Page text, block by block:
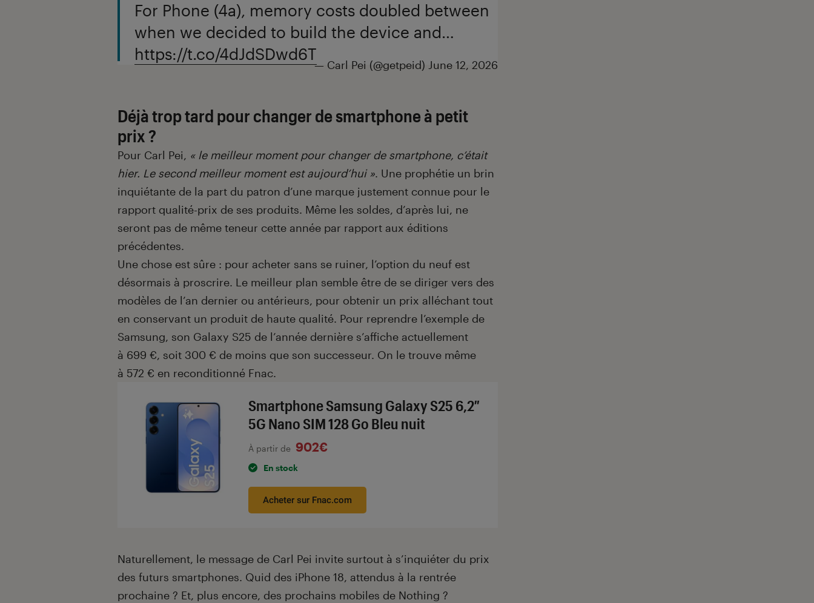
For Phone (4a), memory costs doubled between
when we decided to build the device and…
https://t.co/4dJdSDwd6T
— Carl Pei (@getpeid) June 12, 2026
Déjà trop tard pour changer de smartphone à petit
prix ?
Pour Carl Pei, « le meilleur moment pour changer de smartphone, c’était
hier. Le second meilleur moment est aujourd’hui ». Une prophétie un brin
inquiétante de la part du patron d’une marque justement connue pour le
rapport qualité-prix de ses produits. Même les soldes, d’après lui, ne
seront pas de même teneur cette année par rapport aux éditions
précédentes.
Une chose est sûre : pour acheter sans se ruiner, l’option du neuf est
désormais à proscrire. Le meilleur plan semble être de se diriger vers des
modèles de l’an dernier ou antérieurs, pour obtenir un prix alléchant tout
en conservant un produit de haute qualité. Pour reprendre l’exemple de
Samsung, son Galaxy S25 de l’année dernière s’affiche actuellement
à 699 €, soit 300 € de moins que son successeur. On le trouve même
à 572 € en reconditionné Fnac.
Smartphone Samsung Galaxy S25 6,2″
5G Nano SIM 128 Go Bleu nuit
À partir de 902€
En stock
Acheter sur Fnac.com
Naturellement, le message de Carl Pei invite surtout à s’inquiéter du prix
des futurs smartphones. Quid des iPhone 18, attendus à la rentrée
prochaine ? Et, plus encore, des prochains mobiles de Nothing ?